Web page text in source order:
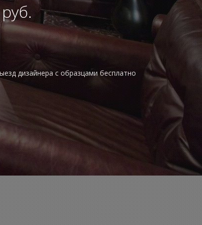
дизайнера с образцами бесплатно